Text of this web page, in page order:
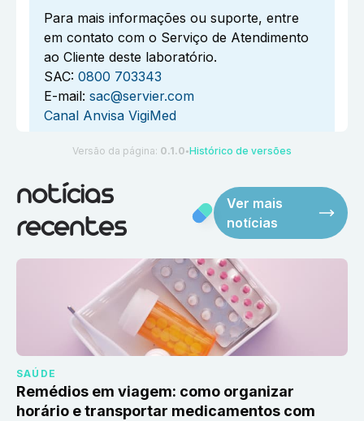
Para mais informações ou suporte, entre
em contato com o Serviço de Atendimento
ao Cliente deste laboratório.
SAC: 0800 703343
E-mail: sac@servier.com
Canal Anvisa VigiMed
Versão da página: 0.1.0 ●Histórico de versões
notícias
recentes
Ver mais
notícias
SAÚDE
Remédios em viagem: como organizar
horário e transportar medicamentos com